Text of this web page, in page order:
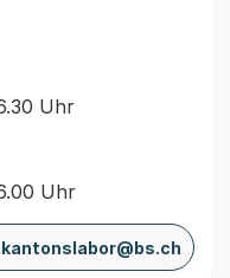
Uhr
Uhr